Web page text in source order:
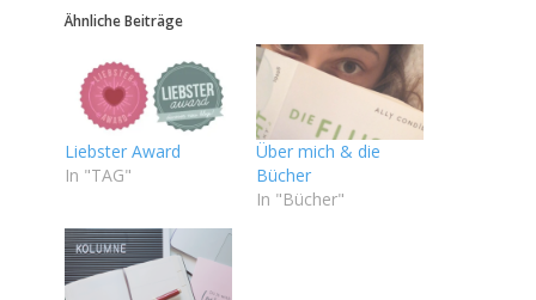
Ähnliche Beiträge
Liebster Award
In "TAG"
Über mich & die
Bücher
In "Bücher"